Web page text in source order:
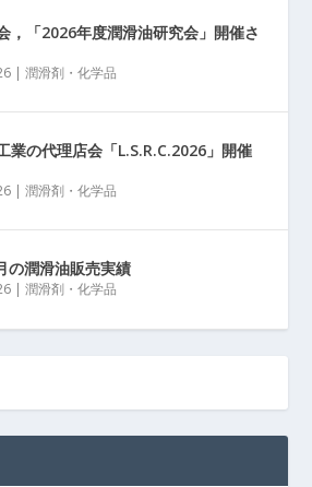
，「2026年度潤滑油研究会」開催さ
|潤滑剤・化学品
業の代理店会「L.S.R.C.2026」開催
|潤滑剤・化学品
の潤滑油販売実績
|潤滑剤・化学品